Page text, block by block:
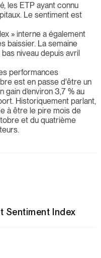
les ETP ayant connu
Le sentiment est
» interne a également
baissier. La semaine
niveau depuis avril
performances
est en passe d'être un
d’environ 3,7 % au
Historiquement parlant,
à être le pire mois de
et du quatrième
Sentiment Index